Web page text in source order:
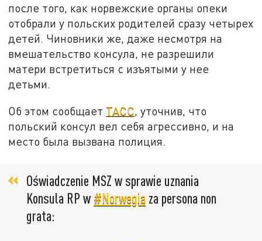
после того, как норвежские органы опеки
отобрали у польских родителей сразу четырех
детей. Чиновники же, даже несмотря на
вмешательство консула, не разрешили
матери встретиться с изъятыми у нее
детьми.
Об этом сообщает ТАСС , уточнив, что
польский консул вел себя агрессивно, и на
место была вызвана полиция.
Oświadczenie MSZ w sprawie uznania
Konsula RP w #Norwegia za persona non
grata: